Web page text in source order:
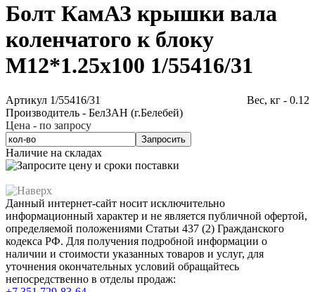
Болт КамАЗ крышки вала
коленчатого к блоку
М12*1.25х100 1/55416/31
Артикул 1/55416/31
Производитель - БелЗАН (г.Белебей)
Вес, кг - 0.12
Цена - по запросу
Запросить
Наличие на складах
Данный интернет-сайт носит исключительно
информационный характер и не является публичной офертой,
определяемой положениями Статьи 437 (2) Гражданского
кодекса РФ. Для получения подробной информации о
наличии и стоимости указанных товаров и услуг, для
уточнения окончательных условий обращайтесь
непосредственно в отделы продаж: